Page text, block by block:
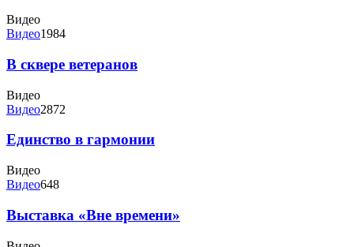
Видео
Видео1984
В сквере ветеранов
Видео
Видео2872
Единство в гармонии
Видео
Видео648
Выставка «Вне времени»